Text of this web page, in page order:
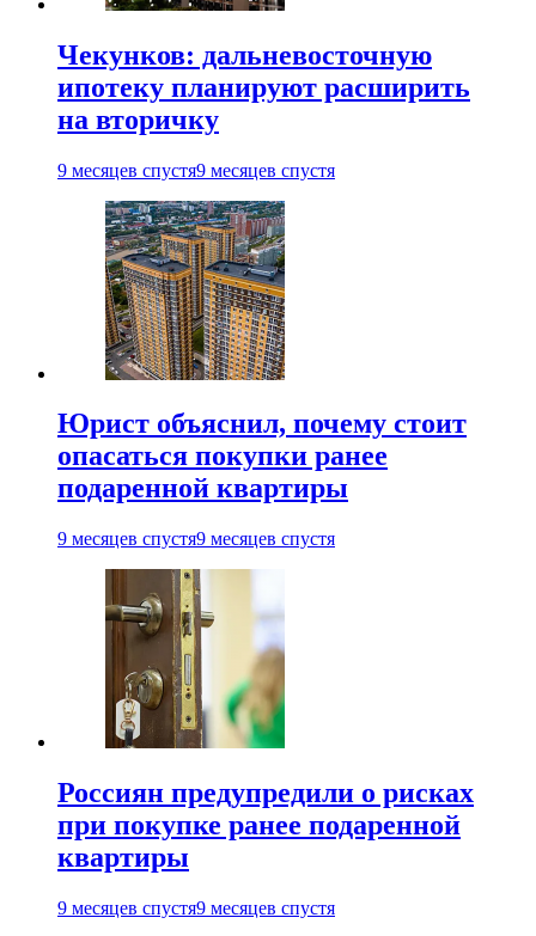
Чекунков: дальневосточную
ипотеку планируют расширить
на вторичку
9 месяцев спустя9 месяцев спустя
Юрист объяснил, почему стоит
опасаться покупки ранее
подаренной квартиры
9 месяцев спустя9 месяцев спустя
Россиян предупредили о рисках
при покупке ранее подаренной
квартиры
9 месяцев спустя9 месяцев спустя